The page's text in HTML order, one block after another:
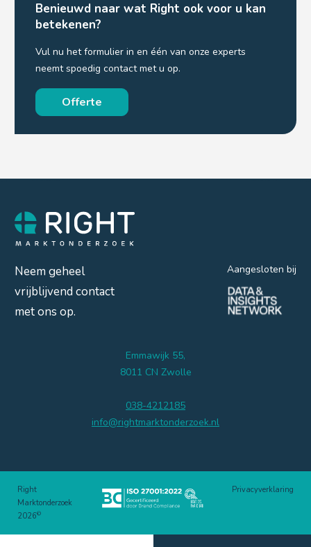
Benieuwd naar wat Right ook voor u kan
betekenen?
Vul nu het formulier in en één van onze experts
neemt spoedig contact met u op.
Offerte
Neem geheel
vrijblijvend contact
met ons op.
Aangesloten bij
Emmawijk 55,
8011 CN Zwolle
038-4212185
info@rightmarktonderzoek.nl
Right
Marktonderzoek
2026©
Privacyverklaring